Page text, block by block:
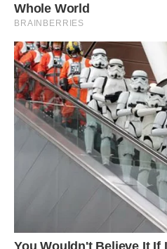
– Сходи до лікаря, – з
чоловік.
Я сходила, але не до лікаря, а
медична енциклопедія.
в фарбах розписала
– Лікар сказав, що мені